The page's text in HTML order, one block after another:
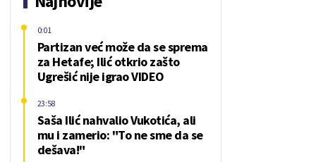
Partizan već može da se sprema
za Hetafe; Ilić otkrio zašto
Ugrešić nije igrao VIDEO
0:01
Saša Ilić nahvalio Vukotića, ali
mu i zamerio: "To ne sme da se
dešava!"
23:58